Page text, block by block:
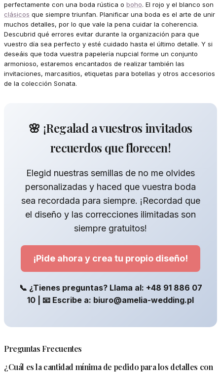
perfectamente con una boda rústica o boho. El rojo y el blanco son
clásicos que siempre triunfan. Planificar una boda es el arte de unir
muchos detalles, por lo que vale la pena cuidar la coherencia.
Descubrid qué errores evitar durante la organización para que
vuestro día sea perfecto y esté cuidado hasta el último detalle. Y si
deseáis que toda vuestra papelería nupcial forme un conjunto
armonioso, estaremos encantados de realizar también las
invitaciones, marcasitios, etiquetas para botellas y otros accesorios
de la colección Sonata.
🌸 ¡Regalad a vuestros invitados
recuerdos que florecen!
Elegid nuestras semillas de no me olvides
personalizadas y haced que vuestra boda
sea recordada para siempre. ¡Recordad que
el diseño y las correcciones ilimitadas son
siempre gratuitos!
¡Pide ahora y crea tu propio diseño!
📞 ¿Tienes preguntas? Llama al: +48 91 886 07
10 | 📧 Escribe a: biuro@amelia-wedding.pl
Preguntas Frecuentes
¿Cuál es la cantidad mínima de pedido para los detalles con